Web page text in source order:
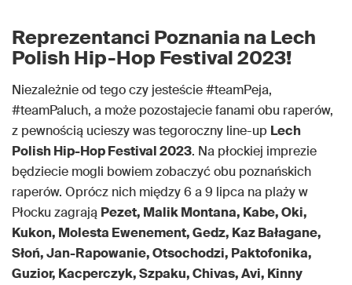
Reprezentanci Poznania na Lech
Polish Hip-Hop Festival 2023!
Niezależnie od tego czy jesteście #teamPeja,
#teamPaluch, a może pozostajecie fanami obu raperów,
z pewnością ucieszy was tegoroczny line-up Lech
Polish Hip-Hop Festival 2023. Na płockiej imprezie
będziecie mogli bowiem zobaczyć obu poznańskich
raperów. Oprócz nich między 6 a 9 lipca na plaży w
Płocku zagrają Pezet, Malik Montana, Kabe, Oki,
Kukon, Molesta Ewenement, Gedz, Kaz Bałagane,
Słoń, Jan-Rapowanie, Otsochodzi, Paktofonika,
Guzior, Kacperczyk, Szpaku, Chivas, Avi, Kinny